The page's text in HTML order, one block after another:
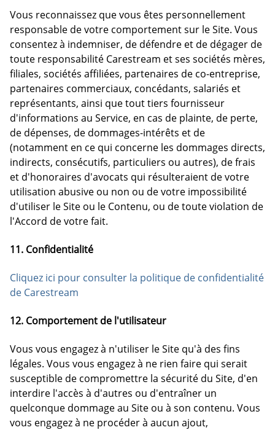
Vous reconnaissez que vous êtes personnellement
responsable de votre comportement sur le Site. Vous
consentez à indemniser, de défendre et de dégager de
toute responsabilité Carestream et ses sociétés mères,
filiales, sociétés affiliées, partenaires de co-entreprise,
partenaires commerciaux, concédants, salariés et
représentants, ainsi que tout tiers fournisseur
d'informations au Service, en cas de plainte, de perte,
de dépenses, de dommages-intérêts et de
(notamment en ce qui concerne les dommages directs,
indirects, consécutifs, particuliers ou autres), de frais
et d'honoraires d'avocats qui résulteraient de votre
utilisation abusive ou non ou de votre impossibilité
d'utiliser le Site ou le Contenu, ou de toute violation de
l'Accord de votre fait.
11. Confidentialité
Cliquez ici pour consulter la politique de confidentialité
de Carestream
12. Comportement de l'utilisateur
Vous vous engagez à n'utiliser le Site qu'à des fins
légales. Vous vous engagez à ne rien faire qui serait
susceptible de compromettre la sécurité du Site, d'en
interdire l'accès à d'autres ou d'entraîner un
quelconque dommage au Site ou à son contenu. Vous
vous engagez à ne procéder à aucun ajout,